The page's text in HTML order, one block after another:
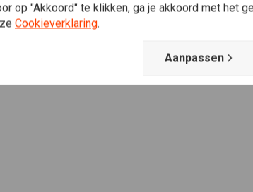
op "Akkoord" te klikken, ga je akkoord met het
Cookieverklaring.
Aanpassen